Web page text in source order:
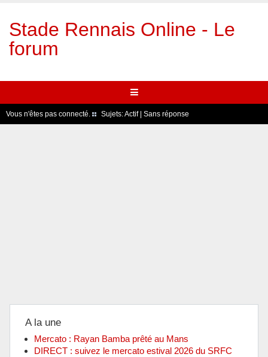
Stade Rennais Online - Le
forum
Vous n'êtes pas connecté. Sujets:Actif| Sans réponse
A la une
Mercato : Rayan Bamba prêté au Mans
DIRECT : suivez le mercato estival 2026 du SRFC